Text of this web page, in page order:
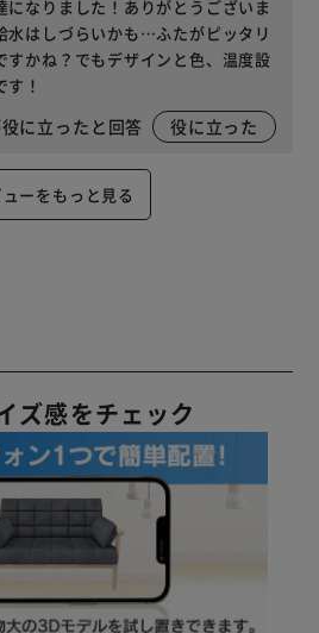
なりました！ありがとうございま
水はしづらいかも…ふたがピッタリ
すかね？でもデザインと色、温度設
！
に立ったと回答 役に立った
ューをもっと見る
ズ感をチェック